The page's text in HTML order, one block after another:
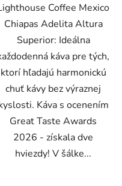
hviezdičiek.
Coffee Mexico
Chiapas Adelita Altura
Superior: Ideálna
káva pre tých,
ktorí hľadajú harmonickú
chuť kávy bez výraznej
Káva s ocenením
Great Taste Awards
2026 - získala dve
hviezdy! V šálke...